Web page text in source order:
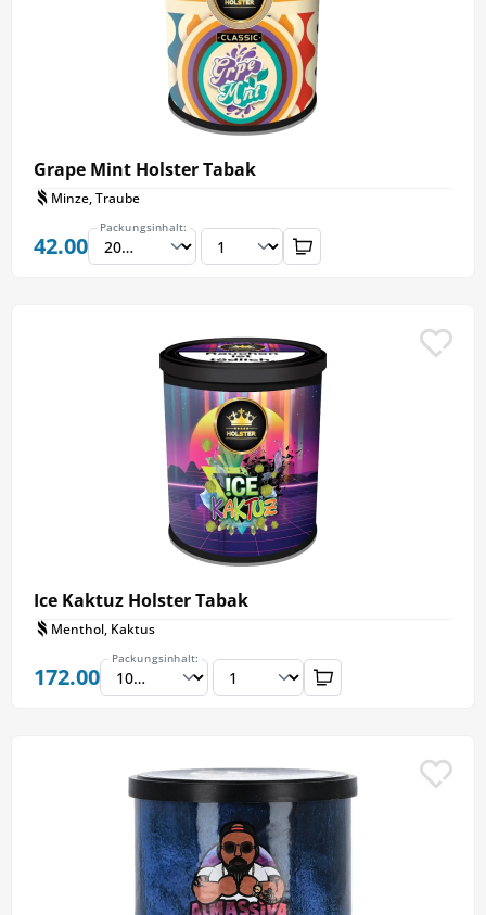
Grape Mint Holster Tabak
Minze, Traube
42.00
Packungsinhalt:
Ice Kaktuz Holster Tabak
Menthol, Kaktus
172.00
Packungsinhalt: